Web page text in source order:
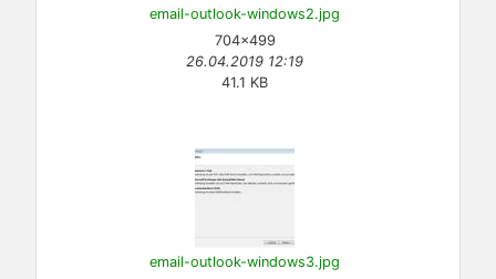
email-outlook-windows2.jpg
704×499
26.04.2019 12:19
41.1 KB
email-outlook-windows3.jpg